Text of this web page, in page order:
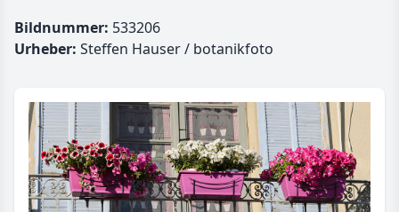
Bildnummer: 533206
Urheber: Steffen Hauser / botanikfoto